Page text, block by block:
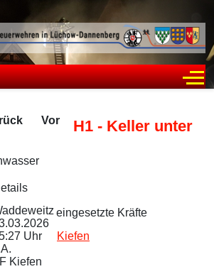
Vor
H1 - Keller unter
Uhr
Kiefen
eingesetzte Kräfte
Kiefen